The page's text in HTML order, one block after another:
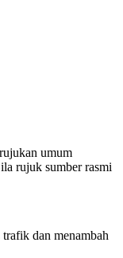
umum
rujuk sumber rasmi
dan menambah